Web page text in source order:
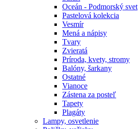
Oceán - Podmorský svet
Pastelová kolekcia
Vesmír
Mená a nápisy
Tvary
Zvieratá
Príroda, kvety, stromy
Balóny, šarkany
Ostatné
Vianoce
Zástena za posteľ
Tapety
Plagáty
Lampy, osvetlenie